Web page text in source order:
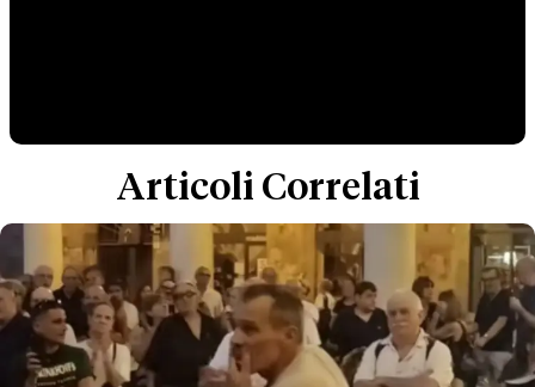
Articoli Correlati